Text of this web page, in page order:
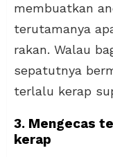
membuatkan
terutamanya
rakan. Walau
sepatutnya
terlalu kerap
3. Mengecas
kerap